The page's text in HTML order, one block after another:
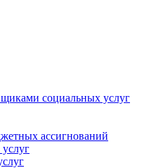
социальных услуг
ассигнований